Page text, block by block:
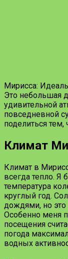
Мирисса:
Это небольшая
удивительной
повседневной
поделиться
Климат
Климат в
всегда тепло. Я
температура
круглый год.
дождями, но
Особенно меня
посещения
погода
водных